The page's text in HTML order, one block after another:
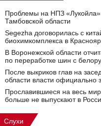
Проблемы на НПЗ «Лукойла»
Тамбовской области
Segezha договорилась с
биохимкомплекса в
В Воронежской области
по переработке шин с
После выкриков глав на
области власти
Прославившиеся на весь
больше не выпускают в
Слухи